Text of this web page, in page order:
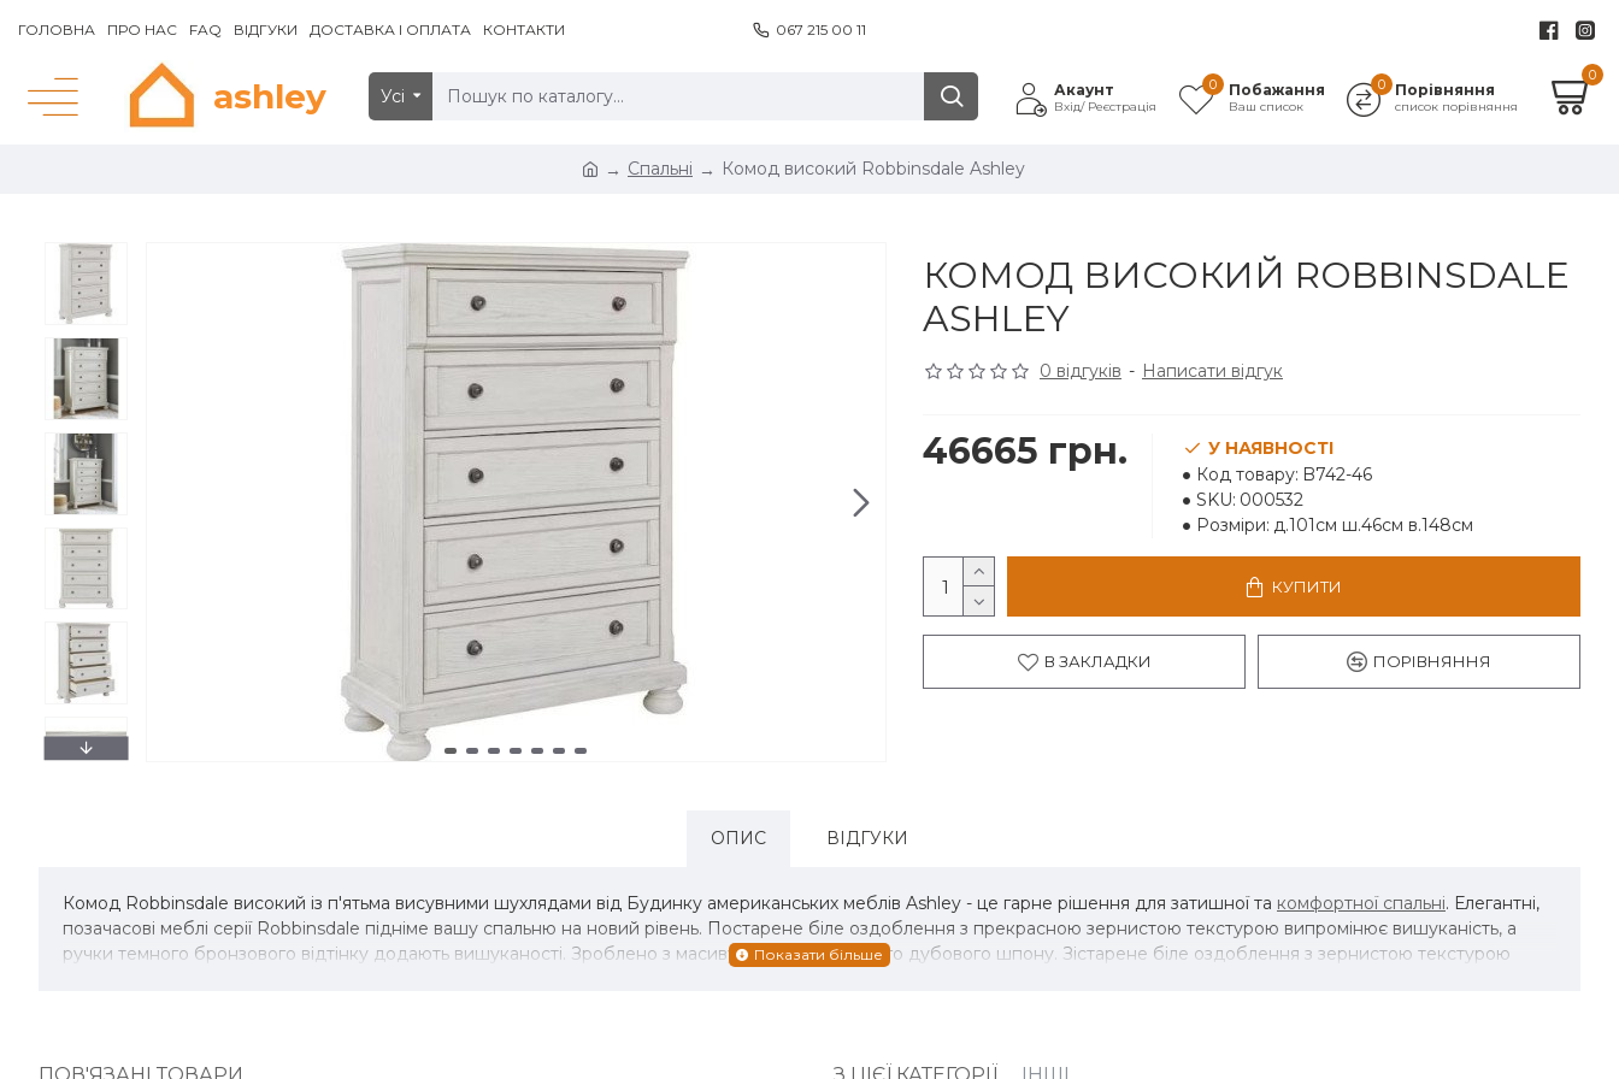
ГОЛОВНА ПРО НАС FAQ ВІДГУКИ ДОСТАВКА І ОПЛАТА КОНТАКТИ 067 215 00 11
ashley Усі Акаунт
Вхід/ Реєстрація
Побажання
Ваш список
0 Порівняння
список порівняння
0
0
Спальні Комод високий Robbinsdale Ashley
КОМОД ВИСОКИЙ ROBBINSDALE
ASHLEY
0 відгуків - Написати відгук
46665 грн.
У НАЯВНОСТІ
Код товару: B742-46
SKU: 000532
Розміри: д.101см ш.46см в.148см
КУПИТИ
В ЗАКЛАДКИ ПОРІВНЯННЯ
ОПИС ВІДГУКИ
Комод Robbinsdale високий із п'ятьма висувними шухлядами від Будинку американських меблів Ashley - це гарне рішення для затишної та комфортної спальні. Елегантні,
позачасові меблі серії Robbinsdale підніме вашу спальню на новий рівень. Постарене біле оздоблення з прекрасною зернистою текстурою випромінює вишуканість, а
ручки темного бронзового відтінку додають вишуканості. Зроблено з масиву дерева, добірного дубового шпону. Зістарене біле оздоблення з зернистою текстурою